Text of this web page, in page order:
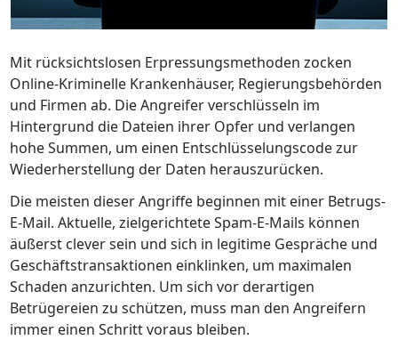
Mit rücksichtslosen Erpressungsmethoden zocken
Online-Kriminelle Krankenhäuser, Regierungsbehörden
und Firmen ab. Die Angreifer verschlüsseln im
Hintergrund die Dateien ihrer Opfer und verlangen
hohe Summen, um einen Entschlüsselungscode zur
Wiederherstellung der Daten herauszurücken.
Die meisten dieser Angriffe beginnen mit einer Betrugs-
E-Mail. Aktuelle, zielgerichtete Spam-E-Mails können
äußerst clever sein und sich in legitime Gespräche und
Geschäftstransaktionen einklinken, um maximalen
Schaden anzurichten. Um sich vor derartigen
Betrügereien zu schützen, muss man den Angreifern
immer einen Schritt voraus bleiben.